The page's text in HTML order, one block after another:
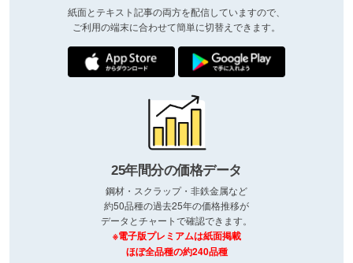
紙面とテキスト記事の両方を配信していますので、
ご利用の端末に合わせて簡単に切替えできます。
25年間分の価格データ
鋼材・スクラップ・非鉄金属など
約50品種の過去25年の価格推移が
データとチャートで確認できます。
※電子版プレミアムは紙面掲載
ほぼ全品種の約240品種